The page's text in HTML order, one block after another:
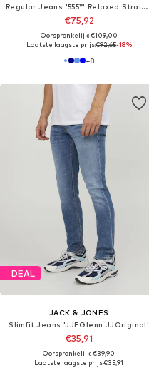
Regular Jeans '555™ Relaxed Straight Jeans'
€75,92
Oorspronkelijk: €109,00
Laatste laagste prijs:€92,65-18%
+8
DEAL
JACK & JONES
Slimfit Jeans 'JJEGlenn JJOriginal'
€35,91
Oorspronkelijk: €39,90
Laatste laagste prijs:€35,91